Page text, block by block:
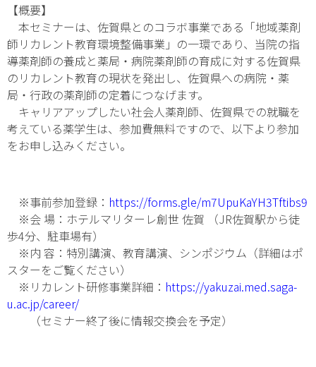
【概要】
本セミナーは、佐賀県とのコラボ事業である「地域薬剤
師リカレント教育環境整備事業」の一環であり、当院の指
導薬剤師の養成と薬局・病院薬剤師の育成に対する佐賀県
のリカレント教育の現状を発出し、佐賀県への病院・薬
局・行政の薬剤師の定着につなげます。
キャリアアップしたい社会人薬剤師、佐賀県での就職を
考えている薬学生は、参加費無料ですので、以下より参加
をお申し込みください。
※事前参加登録： https://forms.gle/m7UpuKaYH3Tftibs9
※会 場：ホテルマリターレ創世 佐賀 （JR佐賀駅から徒
歩4分、駐車場有）
※内 容：特別講演、教育講演、シンポジウム（詳細はポ
スターをご覧ください）
※リカレント研修事業詳細： https://yakuzai.med.saga-
u.ac.jp/career/
（セミナー終了後に情報交換会を予定）